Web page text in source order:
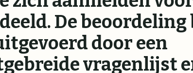
De beoordeling
door een
vragenlijst